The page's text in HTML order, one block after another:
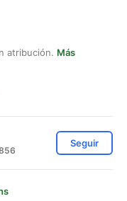
atribución. Más
Seguir